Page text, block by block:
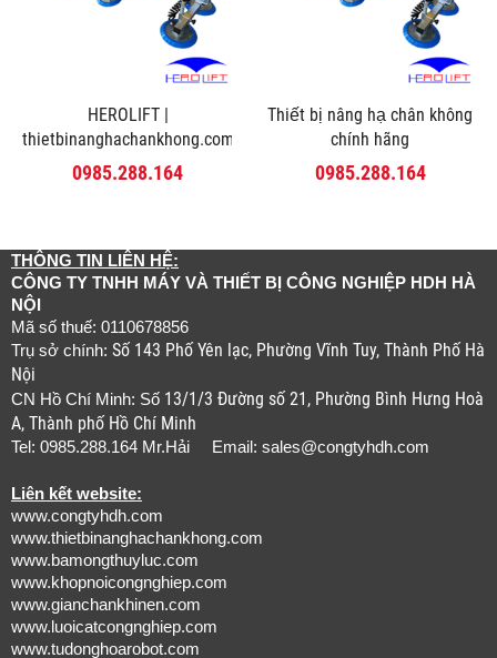
HEROLIFT |
thietbinanghachankhong.com
0985.288.164
Thiết bị nâng hạ chân không
chính hãng
0985.288.164
THÔNG TIN LIÊN HỆ:
CÔNG TY TNHH MÁY VÀ THIẾT BỊ CÔNG NGHIỆP HDH HÀ
NỘI
Mã số thuế: 0110678856
Trụ sở chính: Số 143 Phố Yên lạc, Phường Vĩnh Tuy, Thành Phố Hà
Nội
CN Hồ Chí Minh: Số 13/1/3 Đường số 21, Phường Bình Hưng Hoà
A, Thành phố Hồ Chí Minh
Tel: 0985.288.164 Mr.Hải Email: sales@congtyhdh.com
Liên kết website:
www.congtyhdh.com
www.thietbinanghachankhong.com
www.bamongthuyluc.com
www.khopnoicongnghiep.com
www.gianchankhinen.com
www.luoicatcongnghiep.com
www.tudonghoarobot.com